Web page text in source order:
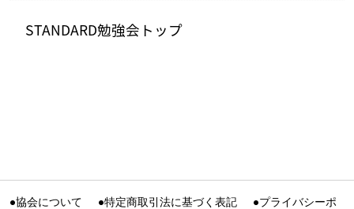
STANDARD勉強会トップ
●協会について ●特定商取引法に基づく表記
●プライバシーポ